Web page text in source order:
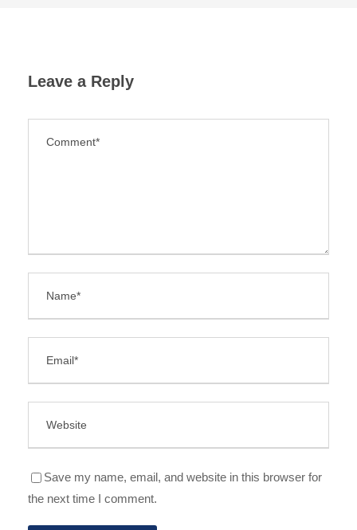
Leave a Reply
Save my name, email, and website in this browser for
the next time I comment.